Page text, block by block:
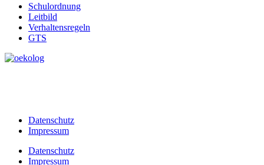
Schulordnung
Leitbild
Verhaltensregeln
GTS
Datenschutz
Impressum
Datenschutz
Impressum